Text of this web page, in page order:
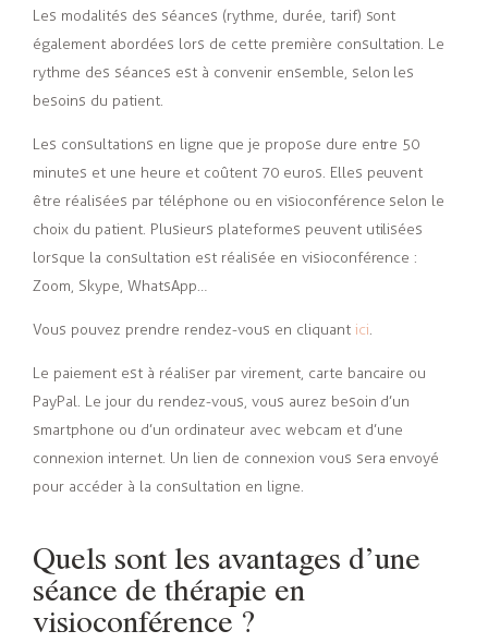
Les modalités des séances (rythme, durée, tarif) sont
également abordées lors de cette première consultation. Le
rythme des séances est à convenir ensemble, selon les
besoins du patient.
Les consultations en ligne que je propose dure entre 50
minutes et une heure et coûtent 70 euros. Elles peuvent
être réalisées par téléphone ou en visioconférence selon le
choix du patient. Plusieurs plateformes peuvent utilisées
lorsque la consultation est réalisée en visioconférence :
Zoom, Skype, WhatsApp…
Vous pouvez prendre rendez-vous en cliquantici.
Le paiement est à réaliser par virement, carte bancaire ou
PayPal. Le jour du rendez-vous, vous aurez besoin d’un
smartphone ou d’un ordinateur avec webcam et d’une
connexion internet. Un lien de connexion vous sera envoyé
pour accéder à la consultation en ligne.
Quels sont les avantages d’une
séance de thérapie en
visioconférence ?